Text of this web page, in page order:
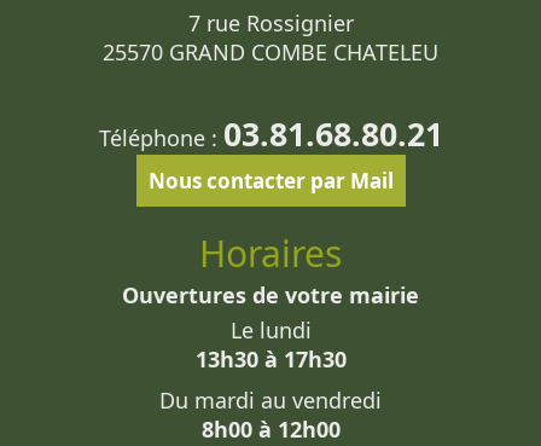
7 rue Rossignier
25570 GRAND COMBE CHATELEU
Téléphone : 03.81.68.80.21
Nous contacter par Mail
Horaires
Ouvertures de votre mairie
Le lundi
13h30 à 17h30
Du mardi au vendredi
8h00 à 12h00